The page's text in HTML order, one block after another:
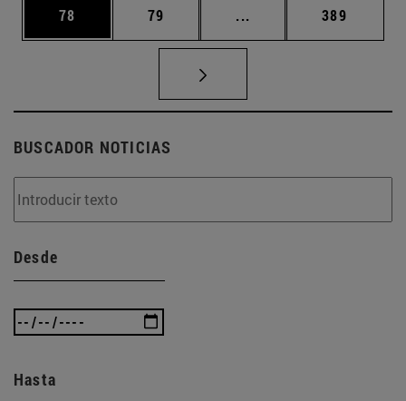
Página
78 Página
79 ... Páginas intermedias
Página
389
BUSCADOR NOTICIAS
Desde
Hasta